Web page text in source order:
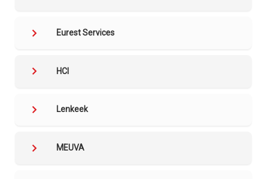
Eurest Services
HCI
Lenkeek
MEUVA